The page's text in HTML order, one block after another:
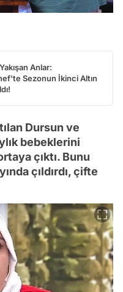
Anlar:
Sezonun İkinci Altın
Dursun ve
bebeklerini
çıktı. Bunu
çıldırdı, çifte